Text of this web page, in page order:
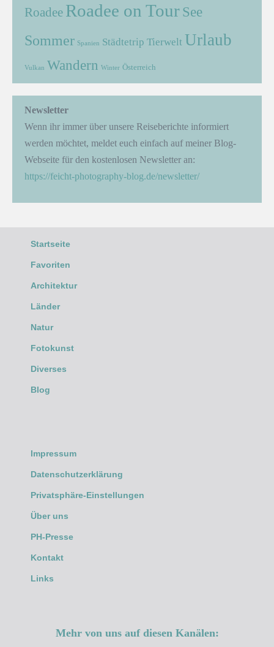
Roadee Roadee on Tour See
Sommer Spanien Städtetrip Tierwelt Urlaub
Vulkan Wandern Winter Österreich
Newsletter
Wenn ihr immer über unsere Reiseberichte informiert
werden möchtet, meldet euch einfach auf meiner Blog-
Webseite für den kostenlosen Newsletter an:
https://feicht-photography-blog.de/newsletter/
Startseite
Favoriten
Architektur
Länder
Natur
Fotokunst
Diverses
Blog
Impressum
Datenschutzerklärung
Privatsphäre-Einstellungen
Über uns
PH-Presse
Kontakt
Links
Mehr von uns auf diesen Kanälen: